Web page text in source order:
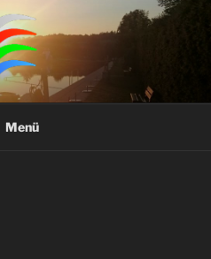
BERGEN E.V.
Menü